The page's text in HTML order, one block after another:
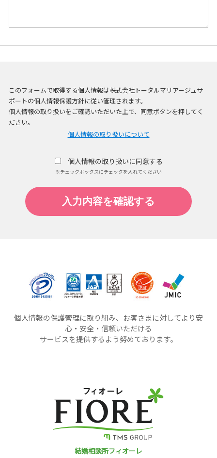
このフォームで取得する個人情報は株式会社トータルマリアージュサ
ポートの個人情報保護方針に従い管理されます。
個人情報の取り扱いをご確認いただいた上で、同意ボタンを押してく
ださい。
個人情報の取り扱いについて
個人情報の取り扱いに同意する
※チェックボックスにチェックを入れてください
個人情報の保護管理に取り組み、お客さまに対してより安
心・安全・信頼いただける
サービスを提供するよう努めております。
結婚相談所フィオーレ